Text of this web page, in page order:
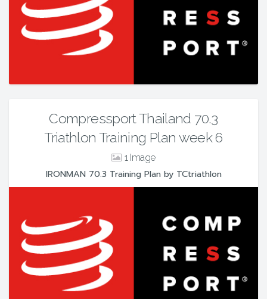
Compressport Thailand 70.3
Triathlon Training Plan week 6
1
IRONMAN 70.3 Training Plan by TCtriathlon